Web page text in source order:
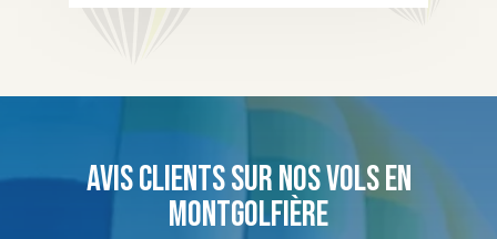
AVIS CLIENTS SUR NOS VOLS EN
MONTGOLFIÈRE